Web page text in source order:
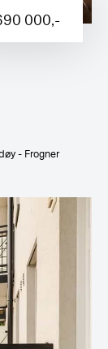
000,-
- Frogner